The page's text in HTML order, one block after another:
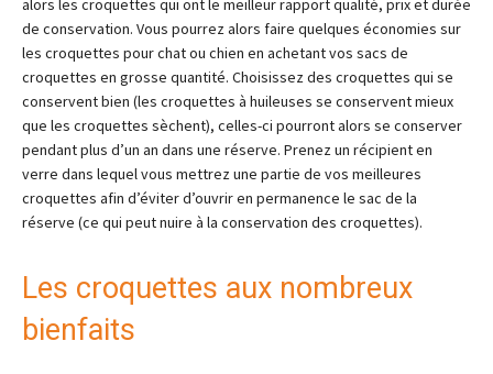
alors les croquettes qui ont le meilleur rapport qualité, prix et durée
de conservation. Vous pourrez alors faire quelques économies sur
les croquettes pour chat ou chien en achetant vos sacs de
croquettes en grosse quantité. Choisissez des croquettes qui se
conservent bien (les croquettes à huileuses se conservent mieux
que les croquettes sèchent), celles-ci pourront alors se conserver
pendant plus d’un an dans une réserve. Prenez un récipient en
verre dans lequel vous mettrez une partie de vos meilleures
croquettes afin d’éviter d’ouvrir en permanence le sac de la
réserve (ce qui peut nuire à la conservation des croquettes).
Les croquettes aux nombreux
bienfaits